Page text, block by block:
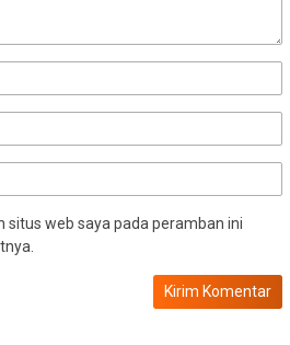
situs web saya pada peramban ini